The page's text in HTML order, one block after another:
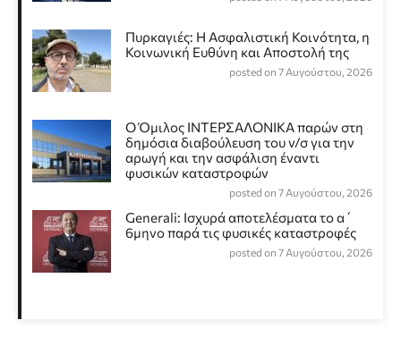
Πυρκαγιές: Η Ασφαλιστική Κοινότητα, η
Κοινωνική Ευθύνη και Αποστολή της
posted on 7 Αυγούστου, 2026
Ο Όμιλος ΙΝΤΕΡΣΑΛΟΝΙΚΑ παρών στη
δημόσια διαβούλευση του ν/σ για την
αρωγή και την ασφάλιση έναντι
φυσικών καταστροφών
posted on 7 Αυγούστου, 2026
Generali: Ισχυρά αποτελέσματα το α΄
6μηνο παρά τις φυσικές καταστροφές
posted on 7 Αυγούστου, 2026